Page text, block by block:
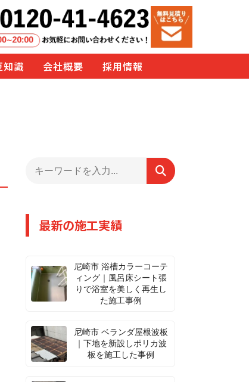
知識 会社概要 採用情報
最新の施工実績
尼崎市 浴槽カラーコーテ
ィング｜風呂床シート張
りで浴室を美しく再生し
た施工事例
尼崎市 ベランダ屋根波板
｜下地を新設しポリカ波
板を施工した事例